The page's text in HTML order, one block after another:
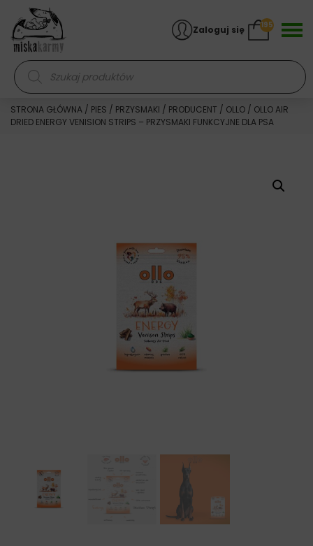
Skocz do treści
Wyszukiwarka produktów
Zaloguj się 195
STRONA GŁÓWNA / PIES / PRZYSMAKI / PRODUCENT / OLLO / OLLO AIR
DRIED ENERGY VENISION STRIPS – PRZYSMAKI FUNKCYJNE DLA PSA